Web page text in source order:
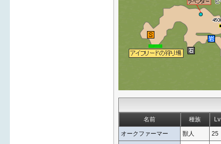
名前 種族 Lv
オークファーマー 獣人 25